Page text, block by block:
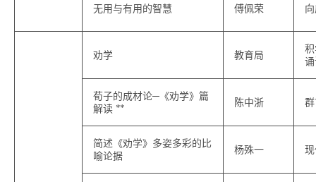
无用与有用的智慧 傅佩荣
劝学 教育局
荀子的成材论─《劝学》篇
解读 **
陈中浙
简述《劝学》多姿多彩的比
喻论据
杨殊一